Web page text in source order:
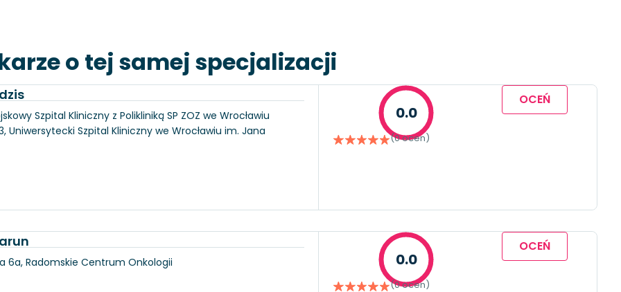
o tej samej specjalizacji
Szpital Kliniczny z Polikliniką SP ZOZ we Wrocławiu
Uniwersytecki Szpital Kliniczny we Wrocławiu im. Jana
0.0
(0 ocen)
OCEŃ
6a, Radomskie Centrum Onkologii
0.0
(0 ocen)
OCEŃ